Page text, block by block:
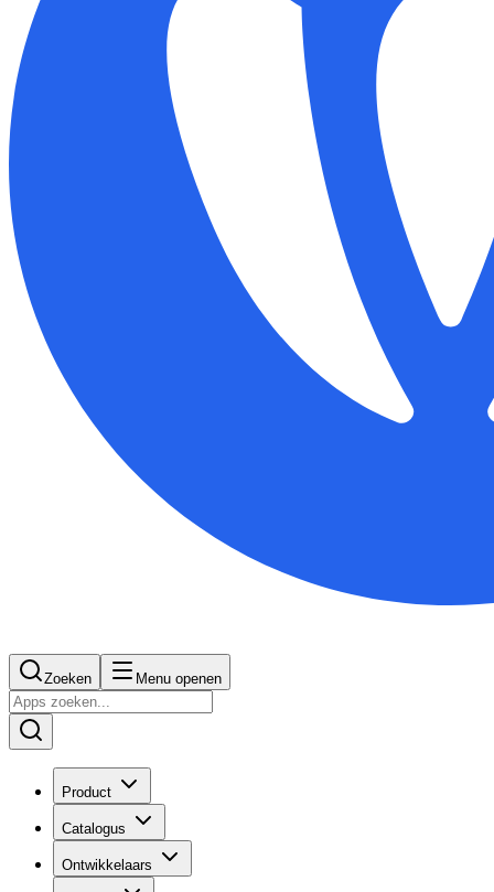
Zoeken Menu openen
Product
Catalogus
Ontwikkelaars